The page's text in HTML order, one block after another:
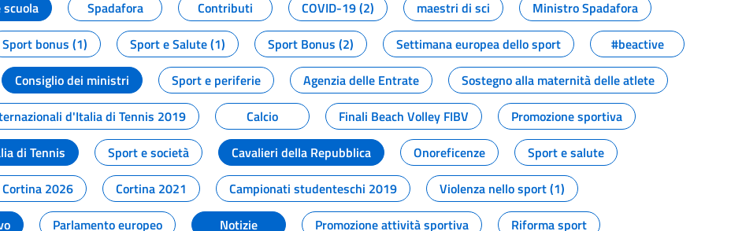
Spadafora Contributi COVID-19 (2) maestri di sci
Ministro Spadafora
Sport bonus (1) Sport e Salute (1) Sport Bonus (2) Settimana europea dello sport
#beactive
Consiglio dei ministri Sport e periferie Agenzia delle Entrate
Sostegno alla maternità delle atlete
d'Italia di Tennis 2019 Calcio Finali Beach Volley FIBV
Promozione sportiva
di Tennis Sport e società Cavalieri della Repubblica Onoreficenze
Sport e salute
2026 Cortina 2021 Campionati studenteschi 2019
Violenza nello sport (1)
Parlamento europeo Notizie Promozione attività sportiva
Riforma sport